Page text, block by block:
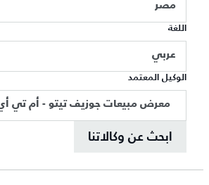
مصر
اللغة
عربي
الوكيل المعتمد
معرض مبيعات جوزيف تيتو - أم تي
ابحث عن وكالاتنا